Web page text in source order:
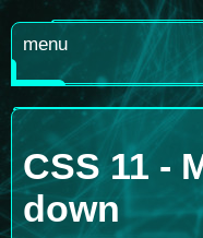
menu
CSS 11 -
down